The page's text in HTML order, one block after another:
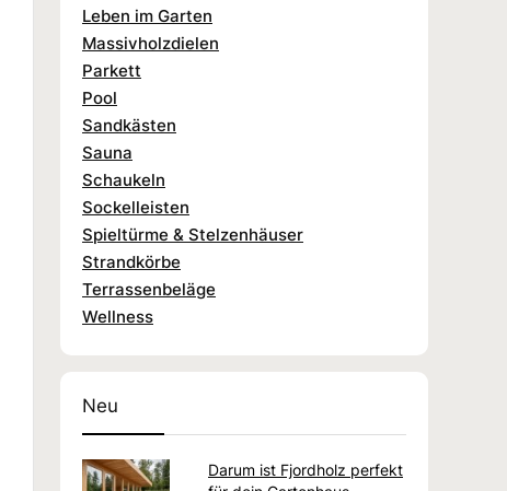
Leben im Garten
Massivholzdielen
Parkett
Pool
Sandkästen
Sauna
Schaukeln
Sockelleisten
Spieltürme & Stelzenhäuser
Strandkörbe
Terrassenbeläge
Wellness
Neu
Darum ist Fjordholz perfekt